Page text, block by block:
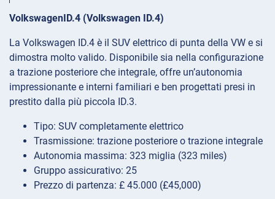
VolkswagenID.4 (Volkswagen ID.4)
La Volkswagen ID.4 è il SUV elettrico di punta della VW e si
dimostra molto valido. Disponibile sia nella configurazione
a trazione posteriore che integrale, offre un’autonomia
impressionante e interni familiari e ben progettati presi in
prestito dalla più piccola ID.3.
Tipo: SUV completamente elettrico
Trasmissione: trazione posteriore o trazione integrale
Autonomia massima: 323 miglia (323 miles)
Gruppo assicurativo: 25
Prezzo di partenza: £ 45.000 (£45,000)